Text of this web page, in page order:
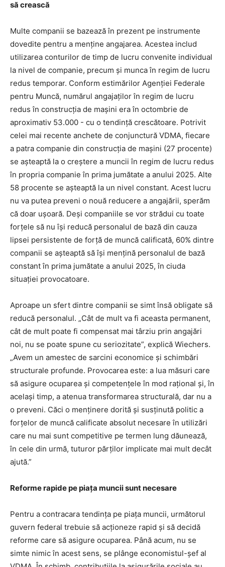
să crească
Multe companii se bazează în prezent pe instrumente
dovedite pentru a menține angajarea. Acestea includ
utilizarea conturilor de timp de lucru convenite individual
la nivel de companie, precum și munca în regim de lucru
redus temporar. Conform estimărilor Agenției Federale
pentru Muncă, numărul angajaților în regim de lucru
redus în construcția de mașini era în octombrie de
aproximativ 53.000 - cu o tendință crescătoare. Potrivit
celei mai recente anchete de conjunctură VDMA, fiecare
a patra companie din construcția de mașini (27 procente)
se așteaptă la o creștere a muncii în regim de lucru redus
în propria companie în prima jumătate a anului 2025. Alte
58 procente se așteaptă la un nivel constant. Acest lucru
nu va putea preveni o nouă reducere a angajării, sperăm
că doar ușoară. Deși companiile se vor strădui cu toate
forțele să nu își reducă personalul de bază din cauza
lipsei persistente de forță de muncă calificată, 60% dintre
companii se așteaptă să își mențină personalul de bază
constant în prima jumătate a anului 2025, în ciuda
situației provocatoare.
Aproape un sfert dintre companii se simt însă obligate să
reducă personalul. „Cât de mult va fi aceasta permanent,
cât de mult poate fi compensat mai târziu prin angajări
noi, nu se poate spune cu seriozitate”, explică Wiechers.
„Avem un amestec de sarcini economice și schimbări
structurale profunde. Provocarea este: a lua măsuri care
să asigure ocuparea și competențele în mod rațional și, în
același timp, a atenua transformarea structurală, dar nu a
o preveni. Căci o menținere dorită și susținută politic a
forțelor de muncă calificate absolut necesare în utilizări
care nu mai sunt competitive pe termen lung dăunează,
în cele din urmă, tuturor părților implicate mai mult decât
ajută.”
Reforme rapide pe piața muncii sunt necesare
Pentru a contracara tendința pe piața muncii, următorul
guvern federal trebuie să acționeze rapid și să decidă
reforme care să asigure ocuparea. Până acum, nu se
simte nimic în acest sens, se plânge economistul-șef al